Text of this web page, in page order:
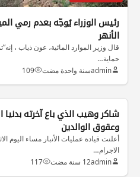
رئيس الوزراء يُوجّه بعدم رمي
الأنهر
قال وزير الموارد المائية، عون ذياب ،
حماية…
adminسنة واحدة مضت 109
الاخبار العراقية
شاكر وهيب الذي باع آخرته
وعقوق الوالدين
أعلنت قيادة عمليات الأنبار مساء اليوم
الاجرام…
admin12 سنة مضت 117